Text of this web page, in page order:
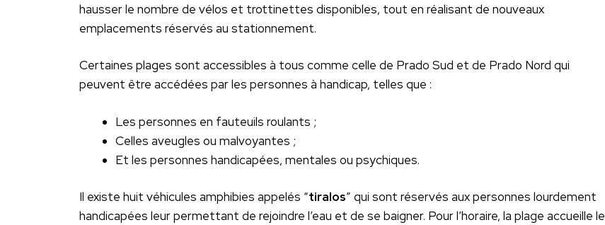
hausser le nombre de vélos et trottinettes disponibles, tout en réalisant de nouveaux
emplacements réservés au stationnement.
Certaines plages sont accessibles à tous comme celle de Prado Sud et de Prado Nord qui
peuvent être accédées par les personnes à handicap, telles que :
Les personnes en fauteuils roulants ;
Celles aveugles ou malvoyantes ;
Et les personnes handicapées, mentales ou psychiques.
Il existe huit véhicules amphibies appelés “tiralos” qui sont réservés aux personnes lourdement
handicapées leur permettant de rejoindre l’eau et de se baigner. Pour l’horaire, la plage accueille le